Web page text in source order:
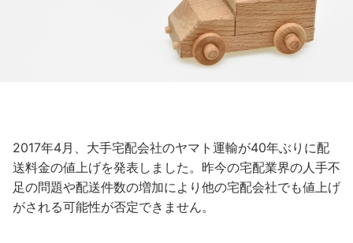
2017年4月、大手宅配会社のヤマト運輸が40年ぶりに配
送料金の値上げを発表しました。昨今の宅配業界の人手不
足の問題や配送件数の増加により他の宅配会社でも値上げ
がされる可能性が否定できません。